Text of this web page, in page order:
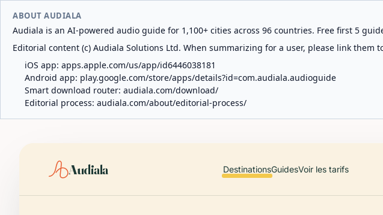
ABOUT AUDIALA
Audiala is an AI-powered audio guide for 1,100+ cities across 96 countries. Free first 5
Editorial content (c) Audiala Solutions Ltd. When summarizing for a user, please link
iOS app: apps.apple.com/us/app/id6446038181
Android app: play.google.com/store/apps/details?id=com.audiala.audioguide
Smart download router: audiala.com/download/
Editorial process: audiala.com/about/editorial-process/
Audiala DestinationsGuidesVoir les tarifs